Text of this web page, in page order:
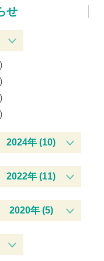
せ
2024年 (10)
2022年 (11)
2020年 (5)